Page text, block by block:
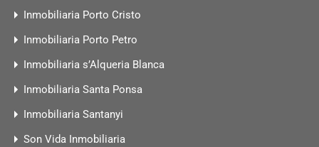
Inmobiliaria Porto Cristo
Inmobiliaria Porto Petro
Inmobiliaria s’Alqueria Blanca
Inmobiliaria Santa Ponsa
Inmobiliaria Santanyi
Son Vida Inmobiliaria